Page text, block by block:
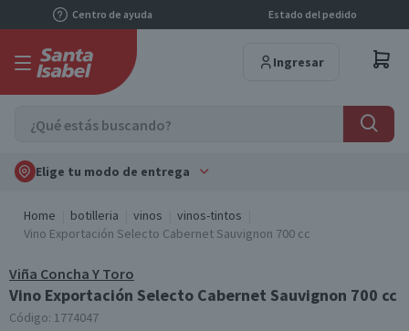
Centro de ayuda Estado del pedido
Ingresar
Elige tu modo de entrega
Home botilleria vinos
vinos-tintos
Vino Exportación Selecto Cabernet Sauvignon 700 cc
Viña Concha Y Toro
Vino Exportación Selecto Cabernet Sauvignon 700 cc
Código: 1774047